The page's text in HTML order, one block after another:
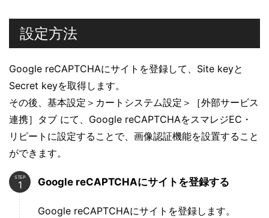
設定方法
Google reCAPTCHAにサイトを登録して、Site keyと
Secret keyを取得します。
その後、基本設定＞カートシステム設定＞［外部サービス
連携］タブ にて、Google reCAPTCHAをスマレジEC・
リピートに設定することで、画像認証機能を設置すること
ができます。
STEP Google reCAPTCHAにサイトを登録する
Google reCAPTCHAにサイトを登録します。